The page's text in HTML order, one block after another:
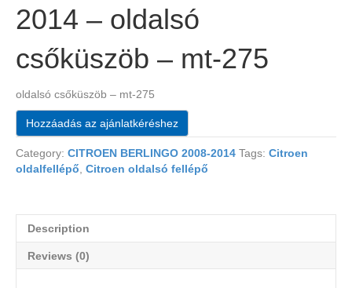
2014 – oldalsó
csőküszöb – mt-275
oldalsó csőküszöb – mt-275
Hozzáadás az ajánlatkéréshez
Category: CITROEN BERLINGO 2008-2014 Tags: Citroen
oldalfellépő, Citroen oldalsó fellépő
Description
Reviews (0)